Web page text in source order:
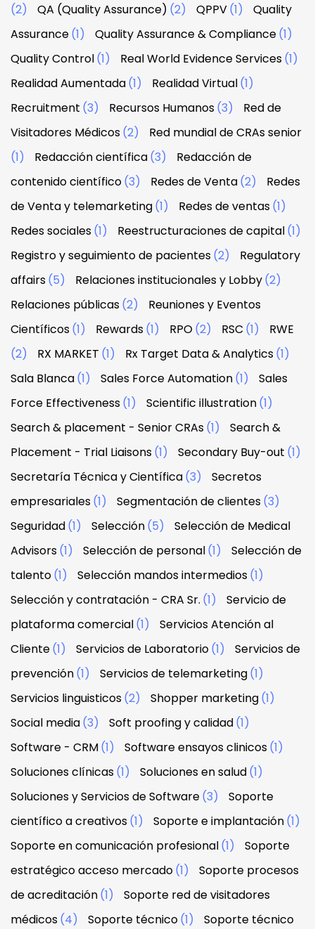
(2) QA (Quality Assurance) (2) QPPV(1)
Quality
Assurance(1) Quality Assurance & Compliance(1)
Quality Control(1) Real World Evidence Services(1)
Realidad Aumentada(1) Realidad Virtual(1)
Recruitment (3) Recursos Humanos(3)
Red de
Visitadores Médicos(2)
Red mundial de CRAs senior
(1)
Redacción científica(3)
Redacción de
contenido científico(3) Redes de Venta(2)
Redes
de Venta y telemarketing(1) Redes de ventas(1)
Redes sociales(1) Reestructuraciones de capital(1)
Registro y seguimiento de pacientes(2)
Regulatory
affairs(5) Relaciones institucionales y Lobby(2)
Relaciones públicas(2)
Reuniones y Eventos
Científicos(1) Rewards(1) RPO(2) RSC (1)
RWE
(2)
RX MARKET (1) Rx Target Data & Analytics(1)
Sala Blanca(1) Sales Force Automation(1)
Sales
Force Effectiveness(1) Scientific illustration(1)
Search & placement - Senior CRAs(1)
Search &
Placement - Trial Liaisons(1) Secondary Buy-out (1)
Secretaría Técnica y Científica(3)
Secretos
empresariales(1) Segmentación de clientes(3)
Seguridad(1) Selección(5)
Selección de Medical
Advisors(1) Selección de personal(1)
Selección de
talento(1) Selección mandos intermedios(1)
Selección y contratación - CRA Sr. (1)
Servicio de
plataforma comercial(1)
Servicios Atención al
Cliente(1) Servicios de Laboratorio(1)
Servicios de
prevención(1) Servicios de telemarketing(1)
Servicios linguisticos(2) Shopper marketing(1)
Social media(3) Soft proofing y calidad(1)
Software - CRM(1) Software ensayos clinicos(1)
Soluciones clínicas(1) Soluciones en salud(1)
Soluciones y Servicios de Software(3)
Soporte
científico a creativos(1) Soporte e implantación(1)
Soporte en comunicación profesional(1)
Soporte
estratégico acceso mercado(1)
Soporte procesos
de acreditación(1)
Soporte red de visitadores
médicos(4) Soporte técnico(1)
Soporte técnico